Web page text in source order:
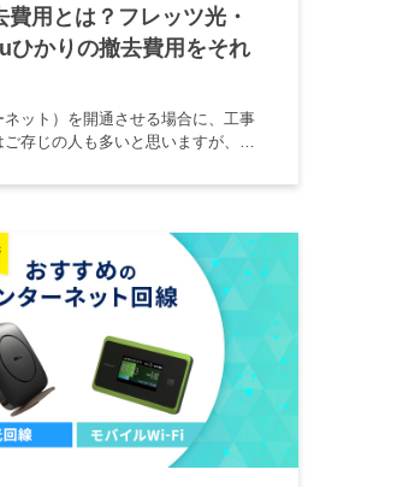
費用とは？フレッツ光・
ひかりの撤去費用をそれ
ット）を開通させる場合に、工事
存じの人も多いと思いますが、実
ご存じでしょうか。 この費用がか